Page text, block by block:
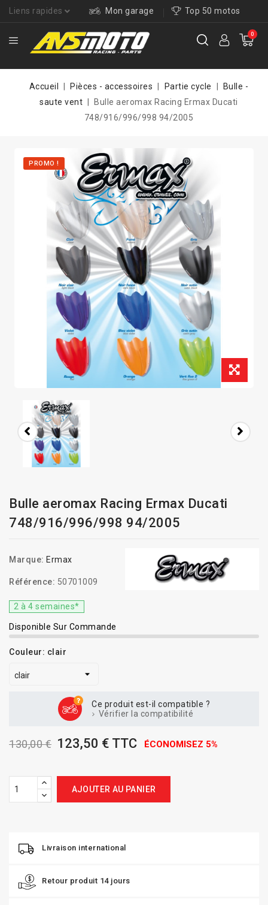
Liens rapides Mon garage Top 50 motos
0
Accueil Pièces - accessoires Partie cycle
Bulle -
saute vent
Bulle aeromax Racing Ermax Ducati
748/916/996/998 94/2005
PROMO !
Bulle aeromax Racing Ermax Ducati
748/916/996/998 94/2005
Marque: Ermax
Référence: 50701009
2 à 4 semaines*
Disponible Sur Commande
Couleur: clair
Ce produit est-il compatible ?
Vérifier la compatibilité
130,00 € 123,50 € TTC ÉCONOMISEZ 5%
AJOUTER AU PANIER
Livraison international
Retour produit 14 jours